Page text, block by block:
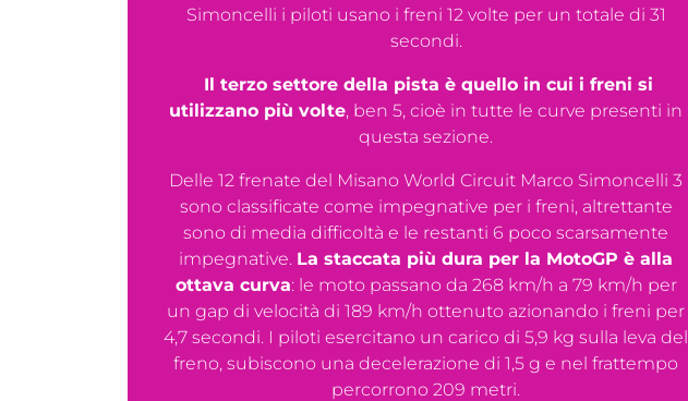
Simoncelli i piloti usano i freni 12 volte per un totale di 31
secondi.
Il terzo settore della pista è quello in cui i freni si
utilizzano più volte, ben 5, cioè in tutte le curve presenti in
questa sezione.
Delle 12 frenate del Misano World Circuit Marco Simoncelli 3
sono classificate come impegnative per i freni, altrettante
sono di media difficoltà e le restanti 6 poco scarsamente
impegnative. La staccata più dura per la MotoGP è alla
ottava curva: le moto passano da 268 km/h a 79 km/h per
un gap di velocità di 189 km/h ottenuto azionando i freni per
4,7 secondi. I piloti esercitano un carico di 5,9 kg sulla leva del
freno, subiscono una decelerazione di 1,5 g e nel frattempo
percorrono 209 metri.​